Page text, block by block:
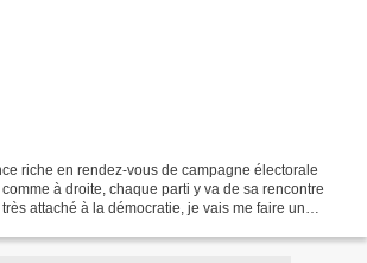
riche en rendez-vous de campagne électorale
à droite, chaque parti y va de sa rencontre
attaché à la démocratie, je vais me faire un